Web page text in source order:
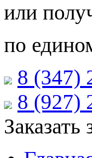
или
по
8 (347)
8 (927)
Заказать